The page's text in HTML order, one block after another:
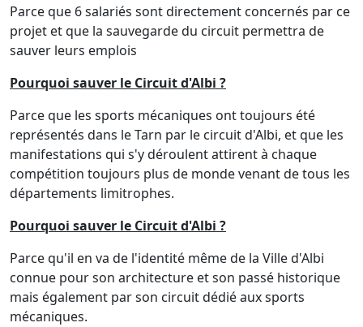
Parce que 6 salariés sont directement concernés par ce
projet et que la sauvegarde du circuit permettra de
sauver leurs emplois
Pourquoi sauver le Circuit d'Albi ?
Parce que les sports mécaniques ont toujours été
représentés dans le Tarn par le circuit d'Albi, et que les
manifestations qui s'y déroulent attirent à chaque
compétition toujours plus de monde venant de tous les
départements limitrophes.
Pourquoi sauver le Circuit d'Albi ?
Parce qu'il en va de l'identité même de la Ville d'Albi
connue pour son architecture et son passé historique
mais également par son circuit dédié aux sports
mécaniques.